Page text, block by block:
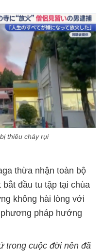
thiêu cháy rụi
thừa nhận toàn bộ
đầu tu tập tại chùa
không hài lòng với
pháp hướng
trong cuộc đời nên đã